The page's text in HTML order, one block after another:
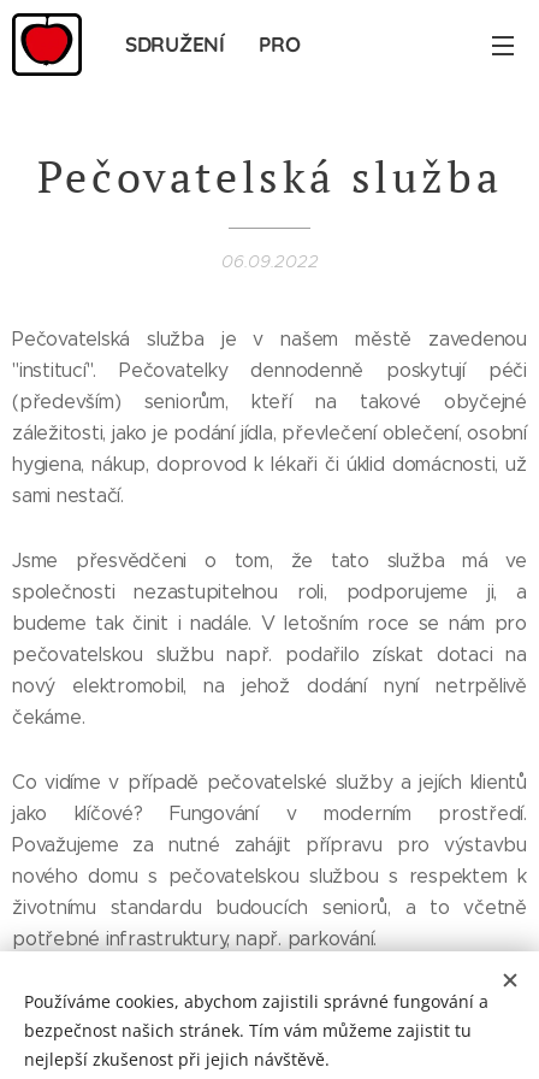
SDRUŽENÍ PRO
Pečovatelská služba
06.09.2022
Pečovatelská služba je v našem městě zavedenou
"institucí". Pečovatelky dennodenně poskytují péči
(především) seniorům, kteří na takové obyčejné
záležitosti, jako je podání jídla, převlečení oblečení, osobní
hygiena, nákup, doprovod k lékaři či úklid domácnosti, už
sami nestačí.
Jsme přesvědčeni o tom, že tato služba má ve
společnosti nezastupitelnou roli, podporujeme ji, a
budeme tak činit i nadále. V letošním roce se nám pro
pečovatelskou službu např. podařilo získat dotaci na
nový elektromobil, na jehož dodání nyní netrpělivě
čekáme.
Co vidíme v případě pečovatelské služby a jejích klientů
jako klíčové? Fungování v moderním prostředí.
Považujeme za nutné zahájit přípravu pro výstavbu
nového domu s pečovatelskou službou s respektem k
životnímu standardu budoucích seniorů, a to včetně
potřebné infrastruktury, např. parkování.
© 2021 Sdružení pro Jablonné, z. s. Všechna práva
Používáme cookies, abychom zajistili správné fungování a
bezpečnost našich stránek. Tím vám můžeme zajistit tu
nejlepší zkušenost při jejich návštěvě.